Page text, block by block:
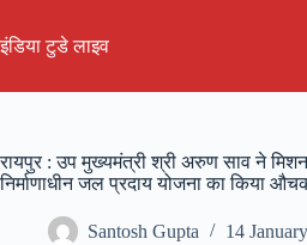
content
इंडिया टुडे लाइव
रायपुर : उप मुख्यमंत्री श्री अरुण साव ने
निर्माणाधीन जल प्रदाय योजना का किया
Santosh Gupta 14